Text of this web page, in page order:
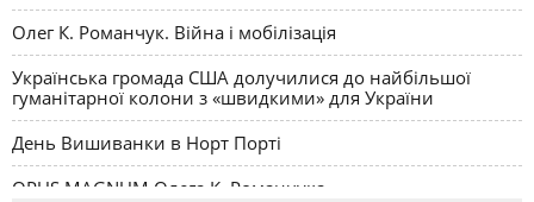
Олег К. Романчук. Війна і мобілізація
Українська громада США долучилися до найбільшої
гуманітарної колони з «швидкими» для України
День Вишиванки в Норт Порті
OPUS MAGNUM Олега К. Романчука